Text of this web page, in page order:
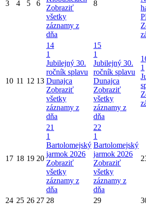
3 4 5 6
Zobraziť
všetky
záznamy z
dňa
8
10 11 12 13
14
1
Jubilejný 30.
ročník splavu
Dunajca
Zobraziť
všetky
záznamy z
dňa
15
1
Jubilejný 30.
ročník splavu
Dunajca
Zobraziť
všetky
záznamy z
dňa
1
17 18 19 20
21
1
Bartolomejský
jarmok 2026
Zobraziť
všetky
záznamy z
dňa
22
1
Bartolomejský
jarmok 2026
Zobraziť
všetky
záznamy z
dňa
24 25 26 27 28 29